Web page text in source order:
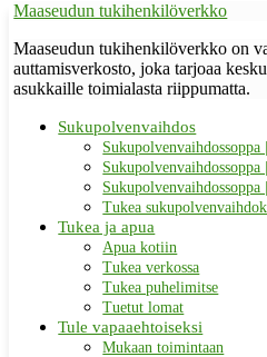
Maaseudun tukihenkilöverkko
Maaseudun tukihenkilöverkko on
auttamisverkosto, joka tarjoaa
asukkaille toimialasta riippumatta.
Sukupolvenvaihdos
Tukea
Tukea ja apua
Apua kotiin
Tukea verkossa
Tukea puhelimitse
Tuetut lomat
Tule vapaaehtoiseksi
Mukaan toimintaan